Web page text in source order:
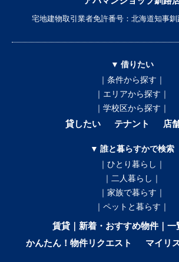
宅地建物取引業者免許番号：北海道知事
▼ 借りたい
｜条件から探す｜
｜エリアから探す｜
｜学校区から探す｜
貸したい テナント 店
▼ 誰と暮らすかで検索
｜ひとり暮らし｜
｜二人暮らし｜
｜家族で暮らす｜
｜ペットと暮らす｜
賃貸｜新着・おすすめ物件｜一
かんたん！物件リクエスト
マイリ